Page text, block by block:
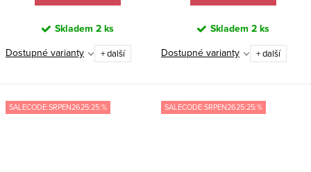
Skladem 2 ks
Dostupné varianty + další
Skladem 2 ks
Dostupné varianty + další
SALECODE:SRPEN2625:25:% SALECODE:SRPEN2625:25:%